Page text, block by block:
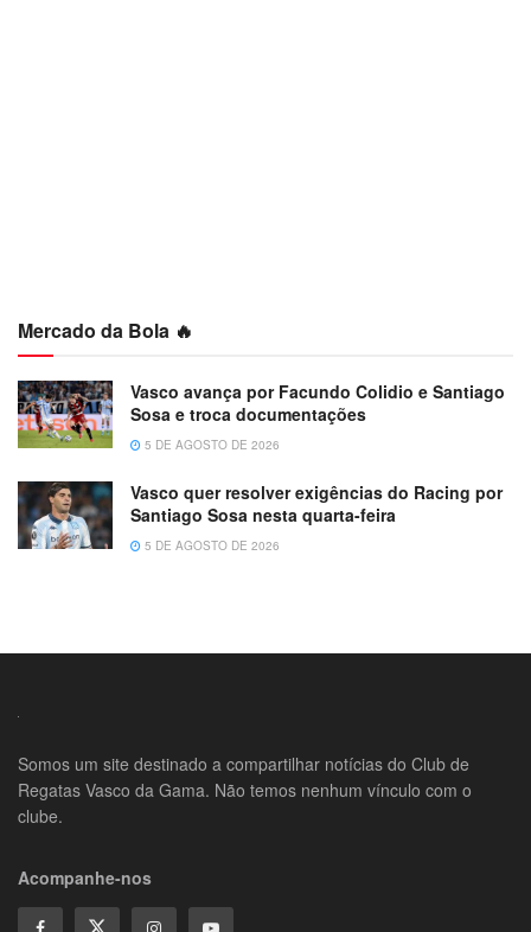
Mercado da Bola 🔥
Vasco avança por Facundo Colidio e Santiago
Sosa e troca documentações
5 DE AGOSTO DE 2026
Vasco quer resolver exigências do Racing por
Santiago Sosa nesta quarta-feira
5 DE AGOSTO DE 2026
Somos um site destinado a compartilhar notícias do Club de
Regatas Vasco da Gama. Não temos nenhum vínculo com o
clube.
Acompanhe-nos